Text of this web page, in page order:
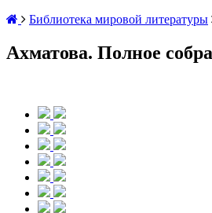
Библиотека мировой литературы
Ахматова. Полное